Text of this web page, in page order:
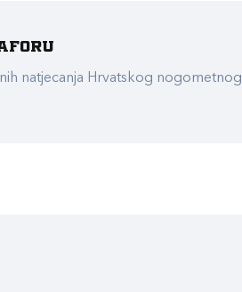
natjecanja Hrvatskog nogometnog